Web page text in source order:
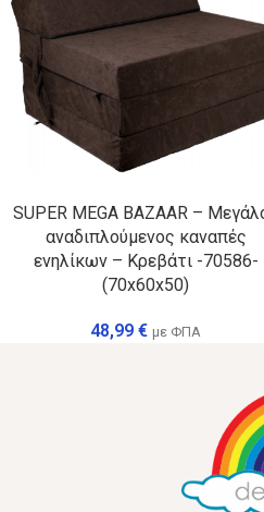
SUPER MEGA BAZAAR –
αναδιπλούμενος καναπές
ενηλίκων – Κρεβάτι -70586-
(70x60x50)
48,99€ με ΦΠΑ